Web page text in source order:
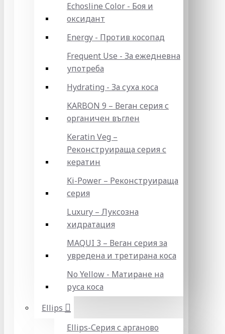
Echosline Color - Боя и
оксидант
Energy - Против косопад
Frequent Use - За ежедневна
употреба
Hydrating - За суха коса
KARBON 9 – Веган серия с
органичен въглен
Keratin Veg –
Реконструираща серия с
кератин
Ki-Power – Реконструираща
серия
Luxury – Луксозна
хидратация
MAQUI 3 – Веган серия за
увредена и третирана коса
No Yellow - Матиране на
руса коса
Ellips
Ellips-Серия с арганово